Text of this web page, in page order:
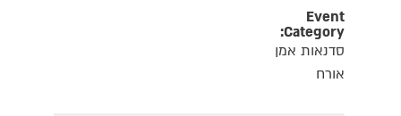
Event
Category:
סדנאות אמן
אורח